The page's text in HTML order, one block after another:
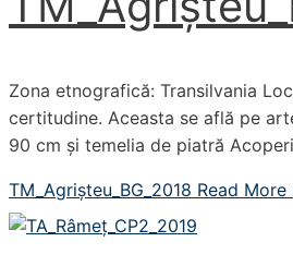
Zona etnografică: Transilvania
certitudine. Aceasta se află pe
90 cm și temelia de piatră
TM_Agrișteu_BG_2018 Read More